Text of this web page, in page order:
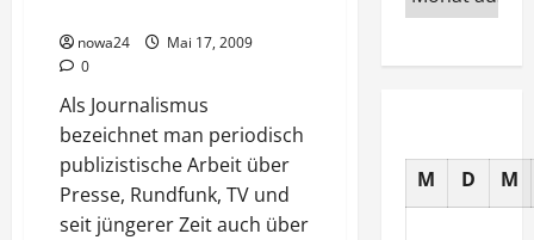
nowa24
Mai 17, 2009
0
Als Journalismus
bezeichnet man periodisch
publizistische Arbeit über
Presse, Rundfunk, TV und
seit jüngerer Zeit auch über
M D M